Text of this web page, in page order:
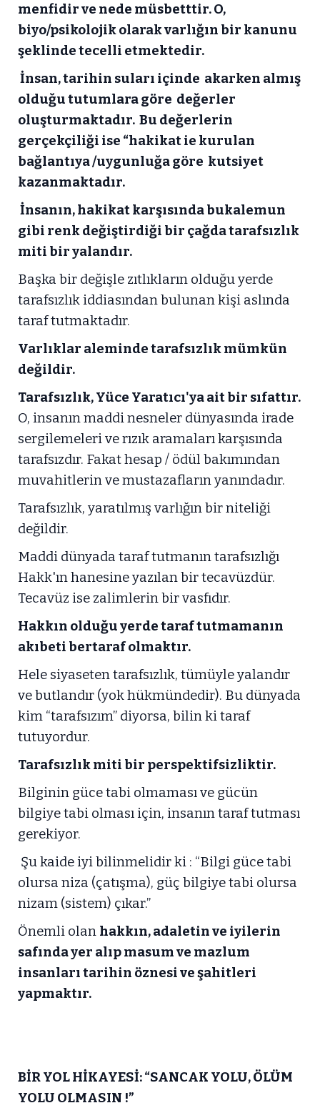
menfidir ve nede müsbetttir. O,
biyo/psikolojik olarak varlığın bir kanunu
şeklinde tecelli etmektedir.
İnsan, tarihin suları içinde akarken almış
olduğu tutumlara göre değerler
oluşturmaktadır. Bu değerlerin
gerçekçiliği ise “hakikat ie kurulan
bağlantıya /uygunluğa göre kutsiyet
kazanmaktadır.
İnsanın, hakikat karşısında bukalemun
gibi renk değiştirdiği bir çağda tarafsızlık
miti bir yalandır.
Başka bir değişle zıtlıkların olduğu yerde
tarafsızlık iddiasından bulunan kişi aslında
taraf tutmaktadır.
Varlıklar aleminde tarafsızlık mümkün
değildir.
Tarafsızlık, Yüce Yaratıcı'ya ait bir sıfattır.
O, insanın maddi nesneler dünyasında irade
sergilemeleri ve rızık aramaları karşısında
tarafsızdır. Fakat hesap / ödül bakımından
muvahitlerin ve mustazafların yanındadır.
Tarafsızlık, yaratılmış varlığın bir niteliği
değildir.
Maddi dünyada taraf tutmanın tarafsızlığı
Hakk'ın hanesine yazılan bir tecavüzdür.
Tecavüz ise zalimlerin bir vasfıdır.
Hakkın olduğu yerde taraf tutmamanın
akıbeti bertaraf olmaktır.
Hele siyaseten tarafsızlık, tümüyle yalandır
ve butlandır (yok hükmündedir). Bu dünyada
kim “tarafsızım” diyorsa, bilin ki taraf
tutuyordur.
Tarafsızlık miti bir perspektifsizliktir.
Bilginin güce tabi olmaması ve gücün
bilgiye tabi olması için, insanın taraf tutması
gerekiyor.
Şu kaide iyi bilinmelidir ki : “Bilgi güce tabi
olursa niza (çatışma), güç bilgiye tabi olursa
nizam (sistem) çıkar.”
Önemli olan hakkın, adaletin ve iyilerin
safında yer alıp masum ve mazlum
insanları tarihin öznesi ve şahitleri
yapmaktır.
BİR YOL HİKAYESİ: “SANCAK YOLU, ÖLÜM
YOLU OLMASIN !”